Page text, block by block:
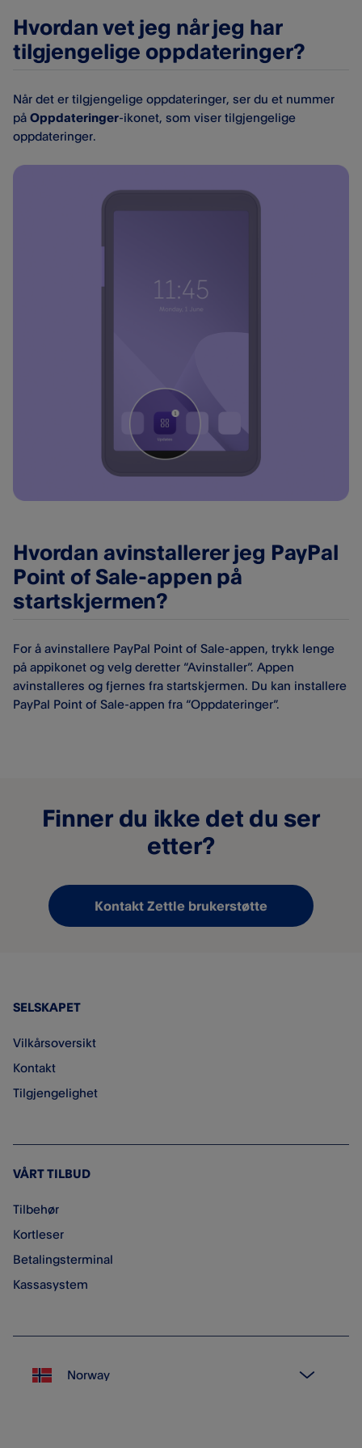
Hvordan vet jeg når jeg har
tilgjengelige oppdateringer?
Når det er tilgjengelige oppdateringer, ser du et nummer
på Oppdateringer-ikonet, som viser tilgjengelige
oppdateringer.
Hvordan avinstallerer jeg PayPal
Point of Sale-appen på
startskjermen?
For å avinstallere PayPal Point of Sale-appen, trykk lenge
på appikonet og velg deretter “Avinstaller”. Appen
avinstalleres og fjernes fra startskjermen. Du kan installere
PayPal Point of Sale-appen fra “Oppdateringer”.
Finner du ikke det du ser
etter?
Kontakt Zettle brukerstøtte
SELSKAPET
Vilkårsoversikt
Kontakt
Tilgjengelighet
VÅRT TILBUD
Tilbehør
Kortleser
Betalingsterminal
Kassasystem